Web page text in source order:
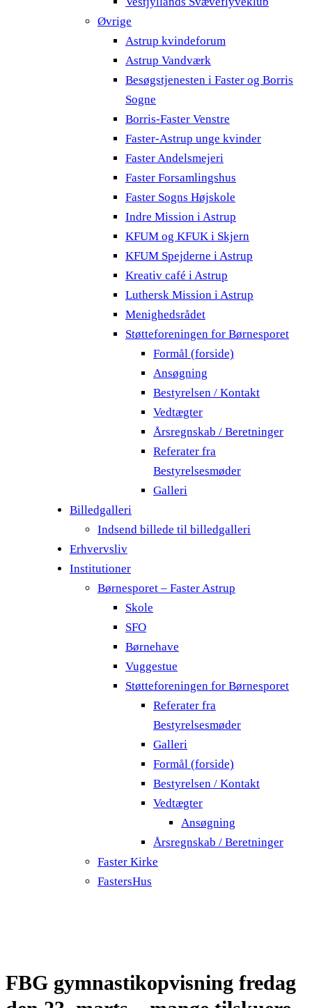
Øvrige
Astrup kvindeforum
Astrup Vandværk
Besøgstjenesten i Faster og Borris
Sogne
Borris-Faster Venstre
Faster-Astrup unge kvinder
Faster Andelsmejeri
Faster Forsamlingshus
Faster Sogns Højskole
Indre Mission i Astrup
KFUM og KFUK i Skjern
KFUM Spejderne i Astrup
Kreativ café i Astrup
Luthersk Mission i Astrup
Menighedsrådet
Støtteforeningen for Børnesporet
Formål (forside)
Ansøgning
Bestyrelsen / Kontakt
Vedtægter
Årsregnskab / Beretninger
Referater fra
Bestyrelsesmøder
Galleri
Billedgalleri
Indsend billede til billedgalleri
Erhvervsliv
Institutioner
Børnesporet – Faster Astrup
Skole
SFO
Børnehave
Vuggestue
Støtteforeningen for Børnesporet
Referater fra
Bestyrelsesmøder
Galleri
Formål (forside)
Bestyrelsen / Kontakt
Vedtægter
Ansøgning
Årsregnskab / Beretninger
Faster Kirke
FastersHus
FBG gymnastikopvisning fredag